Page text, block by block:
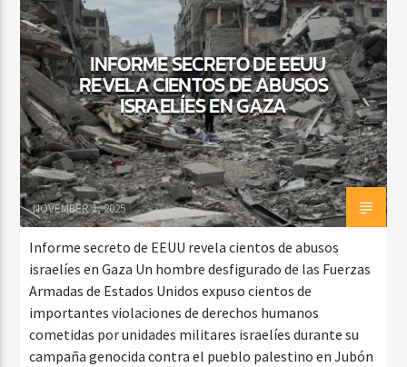
INFORME SECRETO DE EEUU
REVELA CIENTOS DE ABUSOS
ISRAELÍES EN GAZA
NOVEMBER 1, 2025
Informe secreto de EEUU revela cientos de abusos
israelíes en Gaza Un hombre desfigurado de las Fuerzas
Armadas de Estados Unidos expuso cientos de
importantes violaciones de derechos humanos
cometidas por unidades militares israelíes durante su
campaña genocida contra el pueblo palestino en Jubón